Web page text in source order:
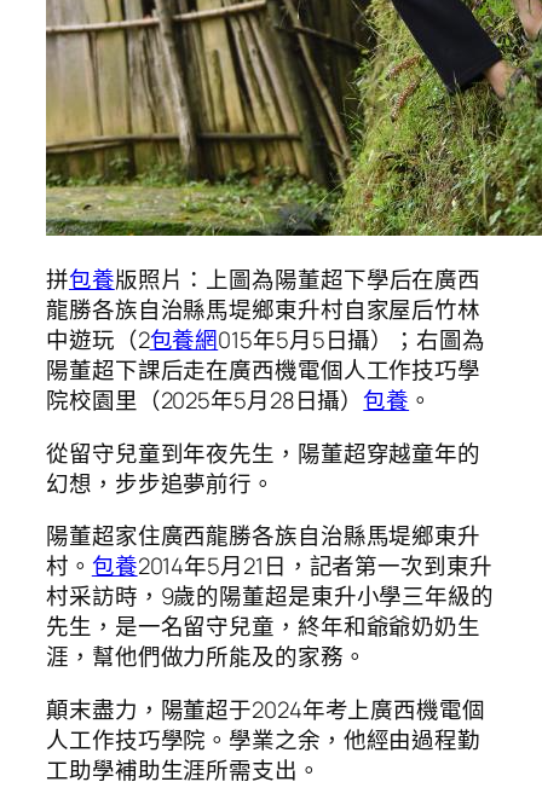
拼包養版照片：上圖為陽董超下學后在廣西
龍勝各族自治縣馬堤鄉東升村自家屋后竹林
中遊玩（2包養網015年5月5日攝）；右圖為
陽董超下課后走在廣西機電個人工作技巧學
院校園里（2025年5月28日攝）包養 。
從留守兒童到年夜先生，陽董超穿越童年的
幻想，步步追夢前行。
陽董超家住廣西龍勝各族自治縣馬堤鄉東升
村。 包養2014年5月21日，記者第一次到東升
村采訪時，9歲的陽董超是東升小學三年級的
先生，是一名留守兒童，終年和爺爺奶奶生
涯，幫他們做力所能及的家務。
顛末盡力，陽董超于2024年考上廣西機電個
人工作技巧學院。學業之余，他經由過程勤
工助學補助生涯所需支出。